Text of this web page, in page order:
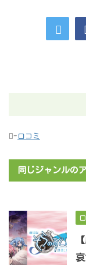
- 口コミ
同じジャンルの